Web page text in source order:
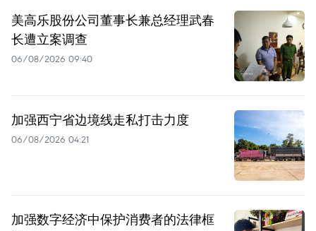
美高乐股份公司董事长兼总经理武春
长遭立案调查
06/08/2026 09:40
加强西宁省边境线走私打击力度
06/08/2026 04:21
加强数字经济中保护消费者的法律框